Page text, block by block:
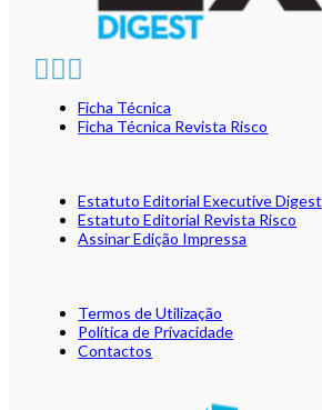
Ficha Técnica
Ficha Técnica Revista Risco
Estatuto Editorial Executive Digest
Estatuto Editorial Revista Risco
Assinar Edição Impressa
Termos de Utilização
Política de Privacidade
Contactos